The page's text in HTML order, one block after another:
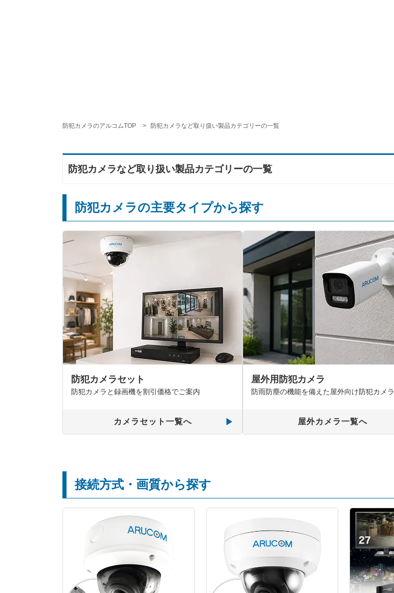
防犯カメラのアルコムTOP 防犯カメラなど取り扱い製品カテゴリーの一覧
防犯カメラなど取り扱い製品カテゴリーの一覧
防犯カメラの主要タイプから探す
防犯カメラセット
防犯カメラと録画機を割引価格でご案内
カメラセット一覧へ
屋外用防犯カメラ
防雨防塵の機能を備えた屋外向け防犯カメラ
屋外カメラ一覧へ
接続方式・画質から探す